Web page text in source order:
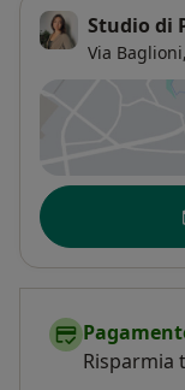
Studio di
Via
Disponibilità
Risparmia